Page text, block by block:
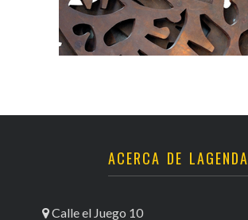
ACERCA DE LAGENDA
Calle el Juego 10